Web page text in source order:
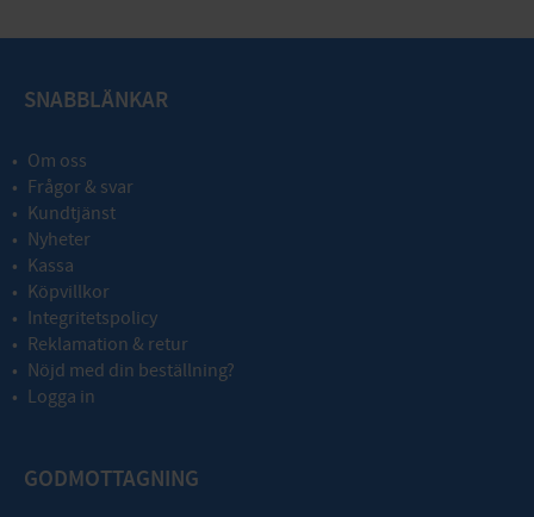
SNABBLÄNKAR
Om oss
Frågor & svar
Kundtjänst
Nyheter
Kassa
Köpvillkor
Integritetspolicy
Reklamation & retur
Nöjd med din beställning?
Logga in
GODMOTTAGNING